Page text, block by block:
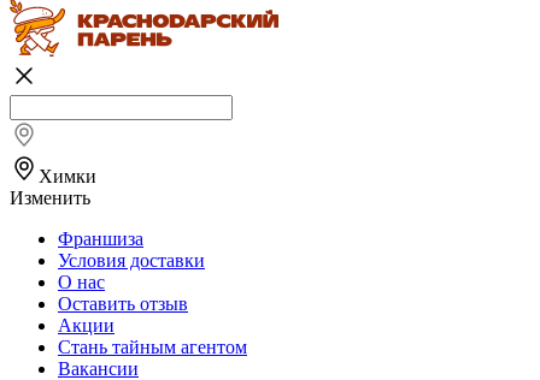
Химки
Изменить
Франшиза
Условия доставки
О нас
Оставить отзыв
Акции
Стань тайным агентом
Вакансии